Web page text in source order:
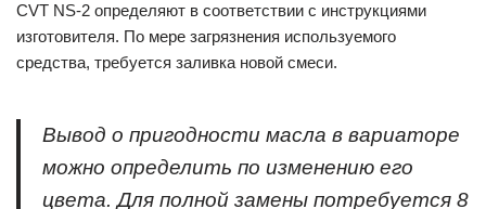
CVT NS-2 определяют в соответствии с инструкциями
изготовителя. По мере загрязнения используемого
средства, требуется заливка новой смеси.
Вывод о пригодности масла в вариаторе
можно определить по изменению его
цвета. Для полной замены потребуется 8